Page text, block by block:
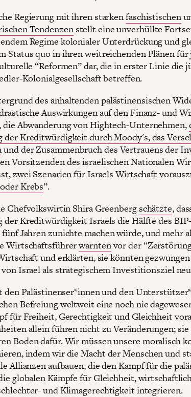
Regierung mit ihren starkenfaschistischen
Tendenzenstellt eine unverhüllte
Regime kolonialer Unterdrückung und
Status quo in ihren weitreichenden Plänen
“Reformen” dar, die in erster Linie die
Kolonialgesellschaft betreffen.
des anhaltenden palästinensischen
Auswirkungen auf den Finanz- und
Abwanderung von Hightech-Unternehmen,
der Kreditwürdigkeit durch Moody's, das
und der Zusammenbruch des Vertrauens der
Vorsitzenden des israelischen Nationalen
zwei Szenarien für Israels Wirtschaft
Krebs”.
Chefvolkswirtin Shira Greenberg schätzte,
der Kreditwürdigkeit Israels die Hälfte des
Jahren zunichte machen würde, und mehr
Wirtschaftsführerwarntenvor der
und erklärten, sie könnten gezwungen
Israel als strategischem Investitionsziel
den Palästinenser*innen und den
Befreiung weltweit eine noch nie
für Freiheit, Gerechtigkeit und Gleichheit
allein führen nicht zu Veränderungen;
Boden dafür. Wir müssen unsere moralisch
indem wir die Macht der Menschen und
Allianzen aufbauen, die den Kampf für die
globalen Kämpfe für Gleichheit,
und Klimagerechtigkeit integrieren.